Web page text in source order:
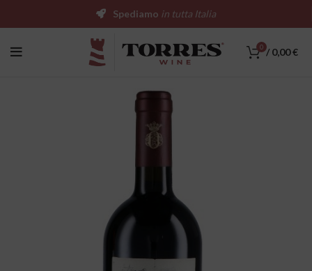
0 / 0,00€
Spediamo in tutta Italia